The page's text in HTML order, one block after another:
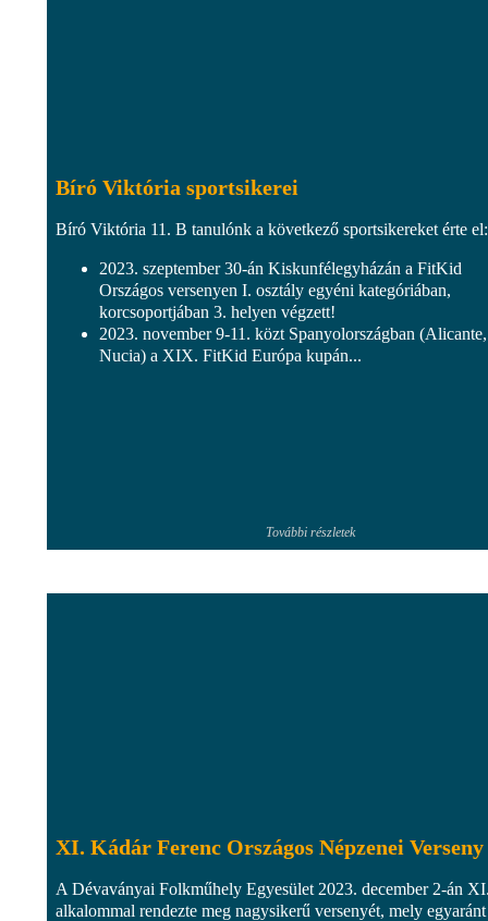
Bíró Viktória sportsikerei
Bíró Viktória 11. B tanulónk a következő sportsikereket érte el:
2023. szeptember 30-án Kiskunfélegyházán a FitKid
Országos versenyen I. osztály egyéni kategóriában,
korcsoportjában 3. helyen végzett!
2023. november 9-11. közt Spanyolországban
Nucia) a XIX. FitKid Európa kupán...
További részletek
XI. Kádár Ferenc Országos Népzenei Verseny
A Dévaványai Folkműhely Egyesület 2023. december 2-án
alkalommal rendezte meg nagysikerű versenyét, mely egyaránt